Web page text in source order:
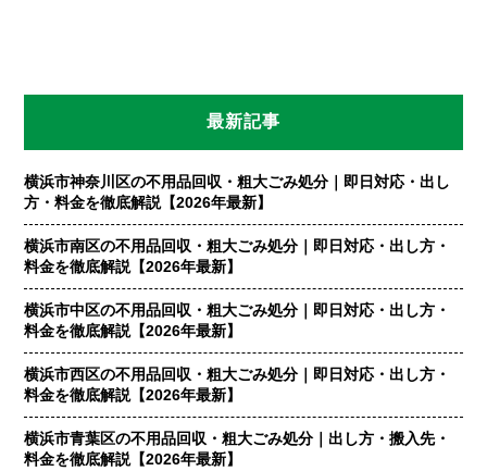
最新記事
横浜市神奈川区の不用品回収・粗大ごみ処分｜即日対応・出し
方・料金を徹底解説【2026年最新】
横浜市南区の不用品回収・粗大ごみ処分｜即日対応・出し方・
料金を徹底解説【2026年最新】
横浜市中区の不用品回収・粗大ごみ処分｜即日対応・出し方・
料金を徹底解説【2026年最新】
横浜市西区の不用品回収・粗大ごみ処分｜即日対応・出し方・
料金を徹底解説【2026年最新】
横浜市青葉区の不用品回収・粗大ごみ処分｜出し方・搬入先・
料金を徹底解説【2026年最新】